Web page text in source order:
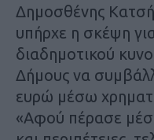
Δημοσθένης
υπήρχε η σκέψη
διαδημοτικού
Δήμους να
ευρώ μέσω
«Αφού πέρασε